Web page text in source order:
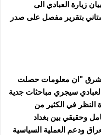
زيارة العبادي الى
بتقرير مفصل على صدر
"ان معلومات حصلت
سيجري مباحثات جدية
النظر في الكثير من
وحقيقي بين بغداد
ودعم العملية السياسية